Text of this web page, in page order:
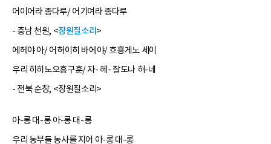
어이어라 종다루/ 어기여라 종다루
- 충남 천원, <장원질소리 >
에헤야 아/ 어허이히 바에야/ 흐흥게노 세이
우리 히히노오흥구훈/ 자- 헤- 잘도나 허-네
- 전북 순창, <장원질소리>
아-롱 대-롱 아-롱 대-롱
우리 농부들 농사를 지어 아-롱 대-롱